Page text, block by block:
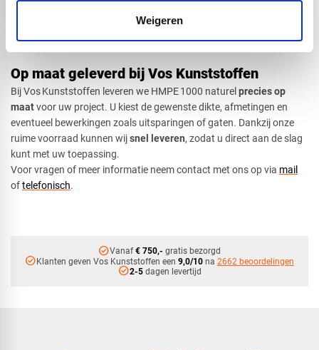
Weigeren
de mogelijkheden.
Laat bij montage altijd voldoende speling, omdat HMPE 1000
Op maat geleverd bij Vos Kunststoffen
Bij Vos Kunststoffen leveren we HMPE 1000 naturel precies op
maatvoor uw project. U kiest de gewenste dikte, afmetingen en
eventueel bewerkingen zoals uitsparingen of gaten. Dankzij onze
ruime voorraad kunnen wijsnel leveren, zodat u direct aan de slag
kunt met uw toepassing.
Voor vragen of meer informatie neem contact met ons op via mail
oftelefonisch.
check_circleVanaf€ 750,- gratis bezorgd
check_circleKlanten geven Vos Kunststoffen een 9,0/10 na 2662 beoordelingen
check_circle2-5dagen levertijd